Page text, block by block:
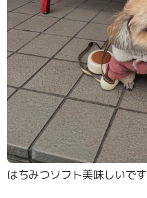
はちみつソフト美味しいです